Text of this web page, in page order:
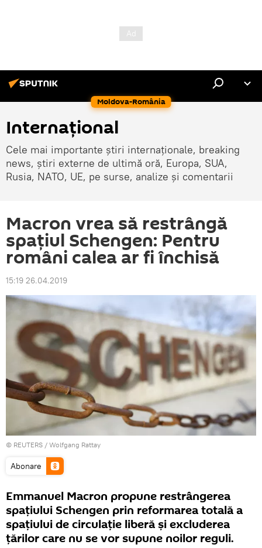
Moldova-România
Internaţional
Cele mai importante știri internaționale, breaking
news, știri externe de ultimă oră, Europa, SUA,
Rusia, NATO, UE, pe surse, analize și comentarii
Macron vrea să restrângă
spațiul Schengen: Pentru
români calea ar fi închisă
15:19 26.04.2019
© REUTERS / Wolfgang Rattay
Abonare
Emmanuel Macron propune restrângerea
spațiului Schengen prin reformarea totală a
spațiului de circulație liberă și excluderea
țărilor care nu se vor supune noilor reguli.